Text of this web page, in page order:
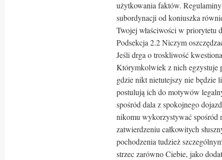
użytkowania faktów.
subordynacji od koniuszka
Twojej właściwości w priorytetu
Podsekcja 2.2 Niczym
Jeśli drga o troskliwość
Którymkolwiek z nich egzystuje
gdzie nikt nietutejszy nie będzie
postulują ich do motywów
spośród dala z spokojnego
nikomu wykorzystywać spośród
zatwierdzeniu całkowitych
pochodzenia tudzież
strzec zarówno Ciebie, jako